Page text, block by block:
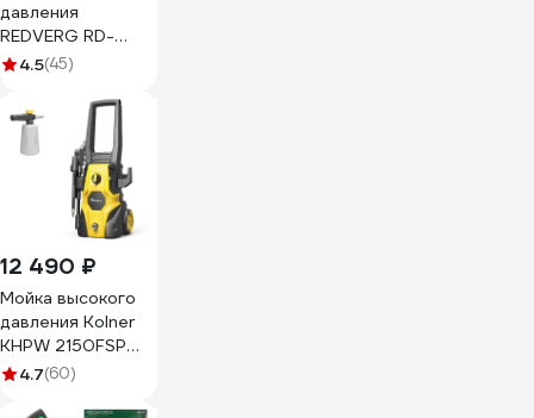
давления
REDVERG RD-
HPW1500
4.5(45)
12 490 ₽
Мойка высокого
давления Kolner
KHPW 2150FSP
8140100196
4.7(60)